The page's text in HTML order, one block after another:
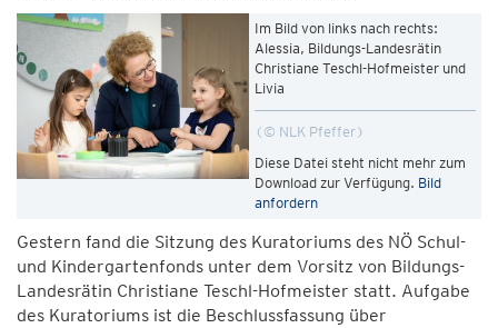
Im Bild von links nach rechts:
Alessia, Bildungs-Landesrätin
Christiane Teschl-Hofmeister und
Livia
© NLK Pfeffer
Diese Datei steht nicht mehr zum
Download zur Verfügung. Bild
anfordern
Gestern fand die Sitzung des Kuratoriums des NÖ Schul-
und Kindergartenfonds unter dem Vorsitz von Bildungs-
Landesrätin Christiane Teschl-Hofmeister statt. Aufgabe
des Kuratoriums ist die Beschlussfassung über